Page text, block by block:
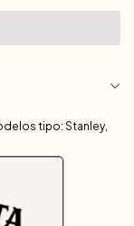
tipo: Stanley,